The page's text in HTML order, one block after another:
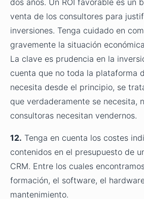
venta de los consultores para
inversiones. Tenga cuidado en
gravemente la situación
La clave es prudencia en la
cuenta que no toda la plataforma
necesita desde el principio, se
que verdaderamente se necesita,
consultoras necesitan vendernos.
12. Tenga en cuenta los costes
contenidos en el presupuesto de
CRM. Entre los cuales
formación, el software, el
mantenimiento.